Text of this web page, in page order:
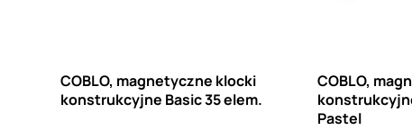
COBLO, magnetyczne klocki
konstrukcyjne Basic 35 elem.
COBLO,
Pastel